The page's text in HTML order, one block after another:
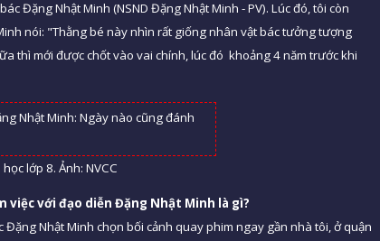
Đặng Nhật Minh (NSND Đặng Nhật Minh - PV). Lúc đó, tôi còn
nói: "Thằng bé này nhìn rất giống nhân vật bác tưởng tượng
thì mới được chốt vào vai chính, lúc đó khoảng 4 năm trước khi
lớp 8. Ảnh: NVCC
việc với đạo diễn Đặng Nhật Minh là gì?
Nhật Minh chọn bối cảnh quay phim ngay gần nhà tôi, ở quận